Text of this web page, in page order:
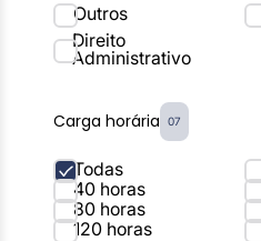
Outros
Direito
Administrativo
Carga horária 07
Todas
40 horas
80 horas
120 horas